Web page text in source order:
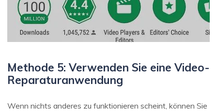
Methode 5: Verwenden Sie eine Video-
Reparaturanwendung
Wenn nichts anderes zu funktionieren scheint, können Sie